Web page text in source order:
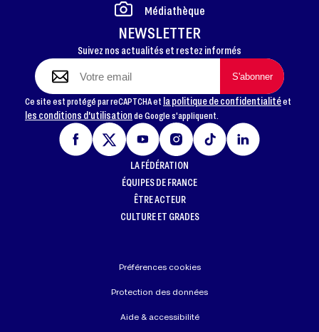
NEWSLETTER
Suivez nos actualités et restez informés
Ce site est protégé par reCAPTCHA et la politique de confidentialitéet
les conditions d'utilisationde Google s'appliquent.
Médiathèque
LA FÉDÉRATION
ÉQUIPES DE FRANCE
ÊTRE ACTEUR
CULTURE ET GRADES
Préférences cookies
Protection des données
Aide & accessibilité